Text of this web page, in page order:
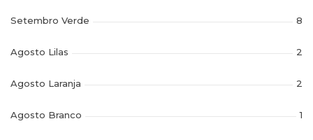
Setembro Verde 8
Agosto Lilas 2
Agosto Laranja 2
Agosto Branco 1